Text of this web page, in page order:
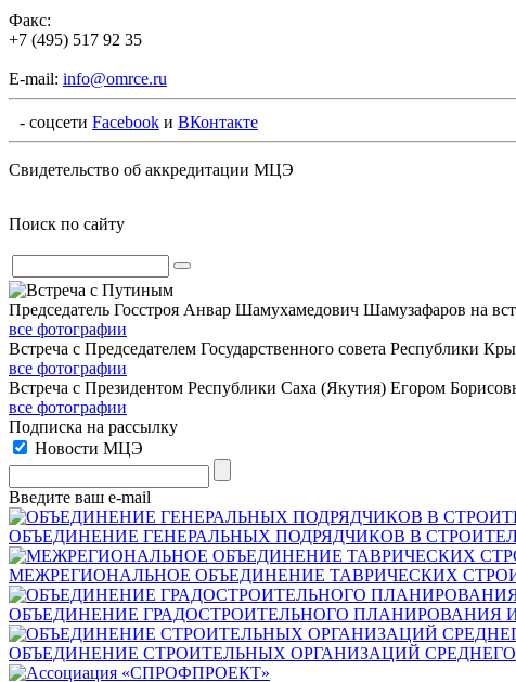
Факс:
+7 (495) 517 92 35
E-mail: info@omrce.ru
- соцсети Facebook и ВКонтакте
Свидетельство об аккредитации МЦЭ
Поиск по сайту
Председатель Госстроя Анвар Шамухамедович Шамузафаров на
все фотографии
Встреча с Председателем Государственного совета Республики
все фотографии
Встреча с Президентом Республики Саха (Якутия) Егором
все фотографии
Подписка на рассылку
Новости МЦЭ
Введите ваш e-mail
ОБЪЕДИНЕНИЕ ГЕНЕРАЛЬНЫХ ПОДРЯДЧИКОВ В
МЕЖРЕГИОНАЛЬНОЕ ОБЪЕДИНЕНИЕ ТАВРИЧЕСКИХ
ОБЪЕДИНЕНИЕ ГРАДОСТРОИТЕЛЬНОГО ПЛАНИРОВАНИЯ
ОБЪЕДИНЕНИЕ СТРОИТЕЛЬНЫХ ОРГАНИЗАЦИЙ